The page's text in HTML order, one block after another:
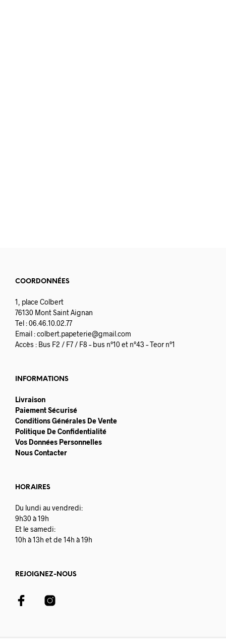
COORDONNÉES
1, place Colbert
76130 Mont Saint Aignan
Tel : 06.46.10.02.77
Email :colbert.papeterie@gmail.com
Accès : Bus F2 / F7 / F8 – bus n°10 et n°43 – Teor n°1
INFORMATIONS
Livraison
Paiement Sécurisé
Conditions Générales De Vente
Politique De Confidentialité
Vos Données Personnelles
Nous Contacter
HORAIRES
Du lundi au vendredi:
9h30 à 19h
Et le samedi:
10h à 13h et de 14h à 19h
REJOIGNEZ-NOUS